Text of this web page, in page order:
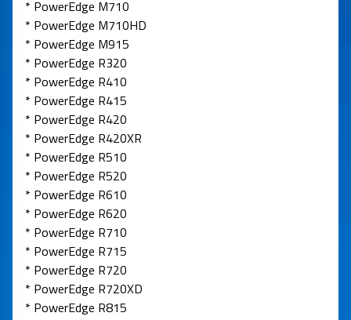
* PowerEdge M710
* PowerEdge M710HD
* PowerEdge M915
* PowerEdge R320
* PowerEdge R410
* PowerEdge R415
* PowerEdge R420
* PowerEdge R420XR
* PowerEdge R510
* PowerEdge R520
* PowerEdge R610
* PowerEdge R620
* PowerEdge R710
* PowerEdge R715
* PowerEdge R720
* PowerEdge R720XD
* PowerEdge R815